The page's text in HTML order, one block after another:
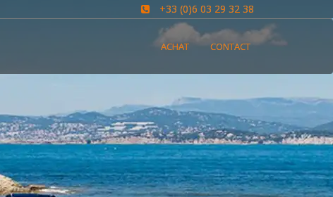
+33 (0)6 03 29 32 38
ACHAT CONTACT